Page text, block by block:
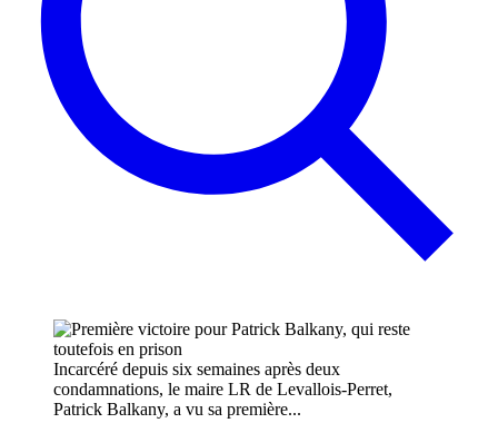
Incarcéré depuis six semaines après deux
condamnations, le maire LR de Levallois-Perret,
Patrick Balkany, a vu sa première...